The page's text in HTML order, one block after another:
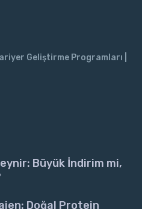
Geliştirme Programları |
Büyük İndirim mi,
Doğal Protein